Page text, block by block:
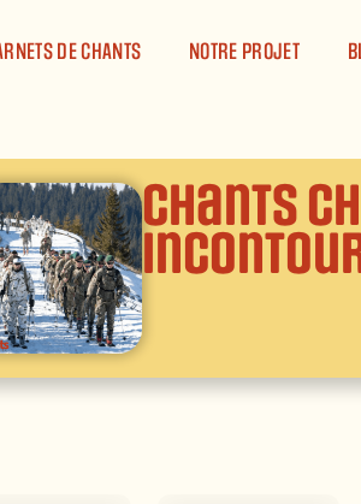
DE CHANTS NOTRE PROJET
Chants